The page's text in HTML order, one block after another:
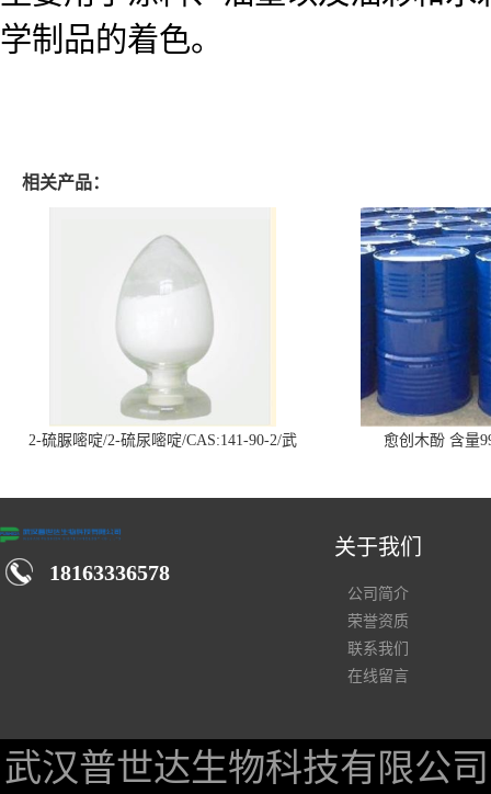
学制品的着色。
相关产品：
2-硫脲嘧啶/2-硫尿嘧啶/CAS:141-90-2/武
愈创木酚 含量
18163336578
关于我们
公司简介
荣誉资质
联系我们
在线留言
武汉普世达生物科技有限公司